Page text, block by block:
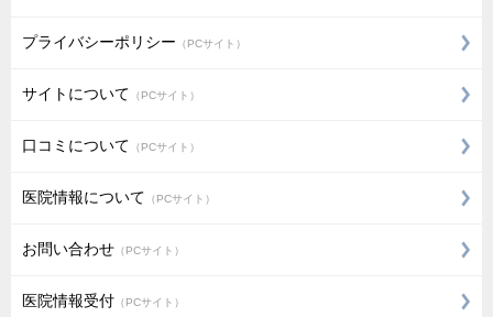
プライバシーポリシー （PCサイト）
サイトについて （PCサイト）
口コミについて （PCサイト）
医院情報について （PCサイト）
お問い合わせ （PCサイト）
医院情報受付 （PCサイト）